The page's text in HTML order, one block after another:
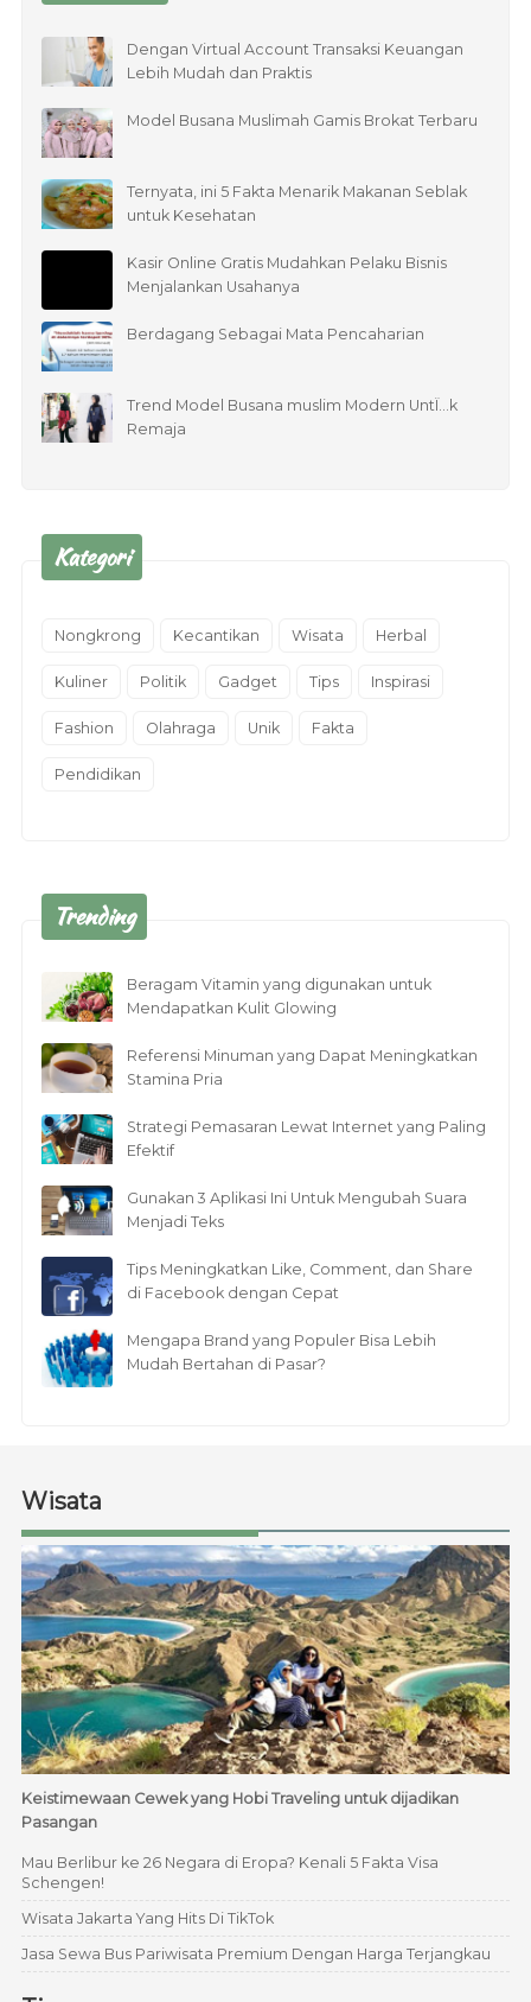
Dengan Virtual Account Transaksi Keuangan
Lebih Mudah dan Praktis
Model Busana Muslimah Gamis Brokat Terbaru
Ternyata, ini 5 Fakta Menarik Makanan Seblak
untuk Kesehatan
Kasir Online Gratis Mudahkan Pelaku Bisnis
Menjalankan Usahanya
Berdagang Sebagai Mata Pencaharian
Trend Model Busana muslim Modern UntÏ…k
Remaja
Kategori
Nongkrong Kecantikan Wisata Herbal
Kuliner Politik Gadget Tips Inspirasi
Fashion Olahraga Unik Fakta
Pendidikan
Trending
Beragam Vitamin yang digunakan untuk
Mendapatkan Kulit Glowing
Referensi Minuman yang Dapat Meningkatkan
Stamina Pria
Strategi Pemasaran Lewat Internet yang Paling
Efektif
Gunakan 3 Aplikasi Ini Untuk Mengubah Suara
Menjadi Teks
Tips Meningkatkan Like, Comment, dan Share
di Facebook dengan Cepat
Mengapa Brand yang Populer Bisa Lebih
Mudah Bertahan di Pasar?
Wisata
Keistimewaan Cewek yang Hobi Traveling untuk dijadikan
Pasangan
Mau Berlibur ke 26 Negara di Eropa? Kenali 5 Fakta Visa
Schengen!
Wisata Jakarta Yang Hits Di TikTok
Jasa Sewa Bus Pariwisata Premium Dengan Harga Terjangkau